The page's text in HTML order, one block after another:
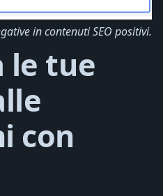
in contenuti SEO positivi.
le tue
con